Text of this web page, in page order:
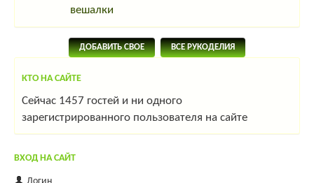
вешалки
ДОБАВИТЬ СВОЕ ВСЕ РУКОДЕЛИЯ
КТО НА САЙТЕ
Сейчас 1457 гостей и ни одного
зарегистрированного пользователя на сайте
ВХОД НА САЙТ